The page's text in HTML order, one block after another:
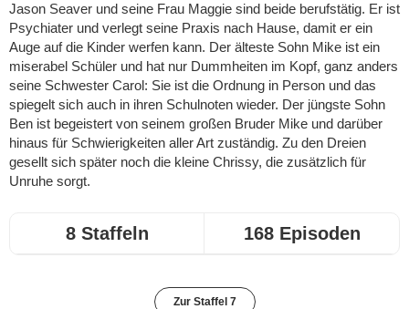
Jason Seaver und seine Frau Maggie sind beide berufstätig. Er ist
Psychiater und verlegt seine Praxis nach Hause, damit er ein
Auge auf die Kinder werfen kann. Der älteste Sohn Mike ist ein
miserabel Schüler und hat nur Dummheiten im Kopf, ganz anders
seine Schwester Carol: Sie ist die Ordnung in Person und das
spiegelt sich auch in ihren Schulnoten wieder. Der jüngste Sohn
Ben ist begeistert von seinem großen Bruder Mike und darüber
hinaus für Schwierigkeiten aller Art zuständig. Zu den Dreien
gesellt sich später noch die kleine Chrissy, die zusätzlich für
Unruhe sorgt.
8 Staffeln 168 Episoden
Zur Staffel 7